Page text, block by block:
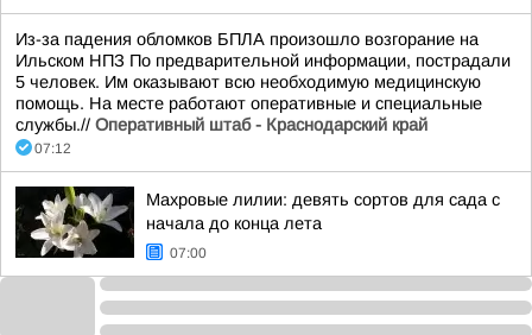
Из-за падения обломков БПЛА произошло возгорание на
Ильском НПЗ По предварительной информации, пострадали
5 человек. Им оказывают всю необходимую медицинскую
помощь. На месте работают оперативные и специальные
службы.// Оперативный штаб - Краснодарский край
07:12
Махровые лилии: девять сортов для сада с
начала до конца лета
07:00